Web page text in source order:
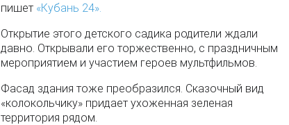
пишет «Кубань 24».
Открытие этого детского садика родители ждали
давно. Открывали его торжественно, с праздничным
мероприятием и участием героев мультфильмов.
Фасад здания тоже преобразился. Сказочный вид
«колокольчику» придает ухоженная зеленая
территория рядом.